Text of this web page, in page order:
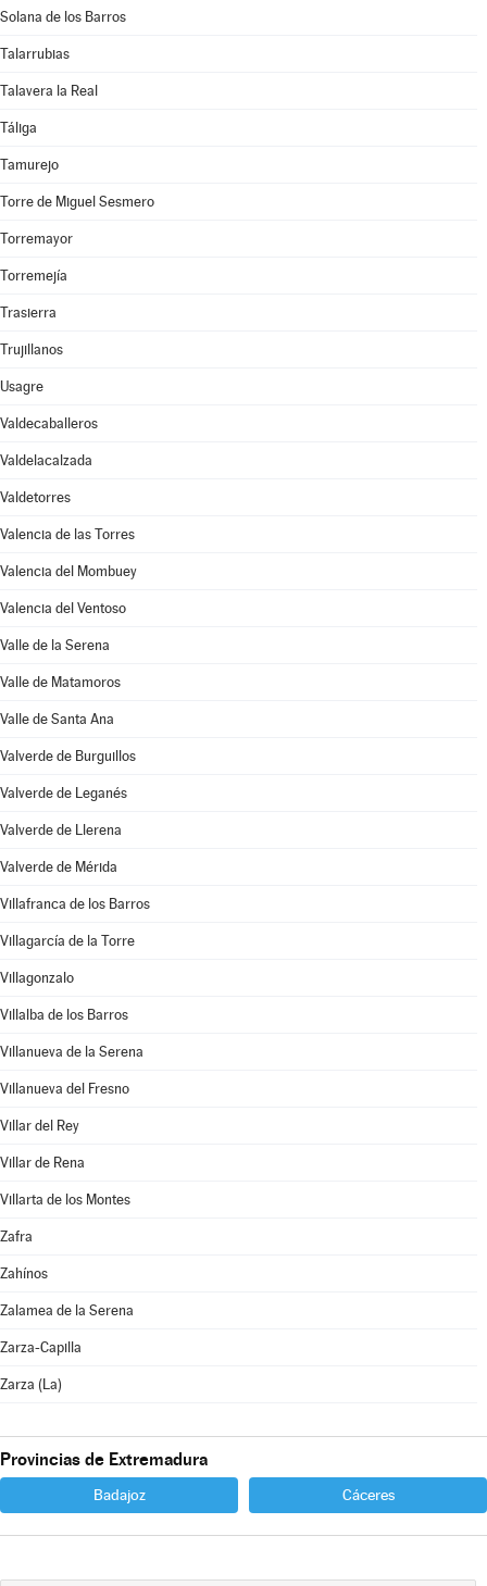
Solana de los Barros
Talarrubias
Talavera la Real
Táliga
Tamurejo
Torre de Miguel Sesmero
Torremayor
Torremejía
Trasierra
Trujillanos
Usagre
Valdecaballeros
Valdelacalzada
Valdetorres
Valencia de las Torres
Valencia del Mombuey
Valencia del Ventoso
Valle de la Serena
Valle de Matamoros
Valle de Santa Ana
Valverde de Burguillos
Valverde de Leganés
Valverde de Llerena
Valverde de Mérida
Villafranca de los Barros
Villagarcía de la Torre
Villagonzalo
Villalba de los Barros
Villanueva de la Serena
Villanueva del Fresno
Villar del Rey
Villar de Rena
Villarta de los Montes
Zafra
Zahínos
Zalamea de la Serena
Zarza-Capilla
Zarza (La)
Provincias de Extremadura
Badajoz Cáceres